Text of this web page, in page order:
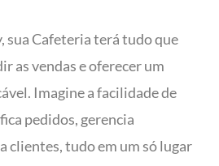
sua Cafeteria terá tudo que
as vendas e oferecer um
Imagine a facilidade de
pedidos, gerencia
clientes, tudo em um só lugar